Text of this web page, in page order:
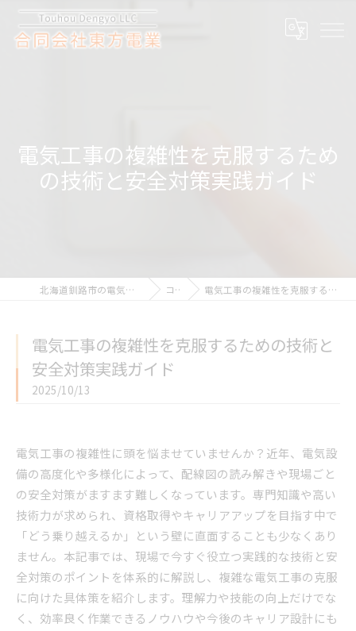
電気工事の複雑性を克服するため
の技術と安全対策実践ガイド
北海道釧路市の電気工事なら合同会社東方電業 コラム 電気工事の複雑性を克服するための技術と安全対策実践ガイド
電気工事の複雑性を克服するための技術と
安全対策実践ガイド
2025/10/13
電気工事の複雑性に頭を悩ませていませんか？近年、電気設
備の高度化や多様化によって、配線図の読み解きや現場ごと
の安全対策がますます難しくなっています。専門知識や高い
技術力が求められ、資格取得やキャリアアップを目指す中で
「どう乗り越えるか」という壁に直面することも少なくあり
ません。本記事では、現場で今すぐ役立つ実践的な技術と安
全対策のポイントを体系的に解説し、複雑な電気工事の克服
に向けた具体策を紹介します。理解力や技能の向上だけでな
く、効率良く作業できるノウハウや今後のキャリア設計にも